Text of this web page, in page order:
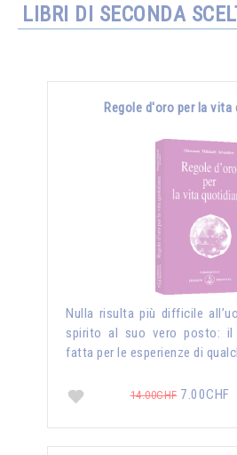
LIBRI DI SECONDA
Regole d'oro per la vita
Nulla risulta più difficile
spirito al suo vero posto: il
fatta per le esperienze di
14.00CHF7.00CHF